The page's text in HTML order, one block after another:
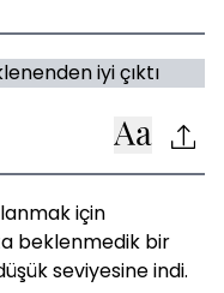
için
beklenmedik bir
seviyesine indi.